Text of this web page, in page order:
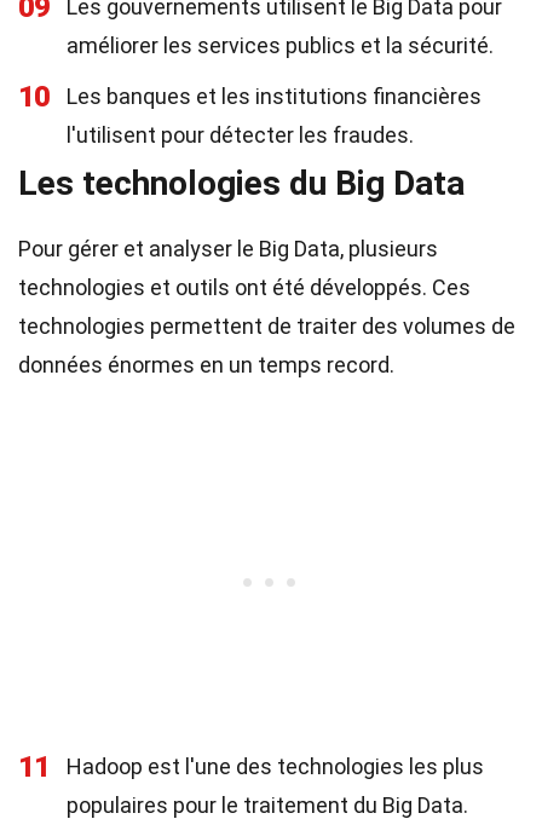
09
Les gouvernements utilisent le Big Data pour
améliorer les services publics et la sécurité.
10
Les banques et les institutions financières
l'utilisent pour détecter les fraudes.
Les technologies du Big Data
Pour gérer et analyser le Big Data, plusieurs
technologies et outils ont été développés. Ces
technologies permettent de traiter des volumes de
données énormes en un temps record.
11
Hadoop est l'une des technologies les plus
populaires pour le traitement du Big Data.